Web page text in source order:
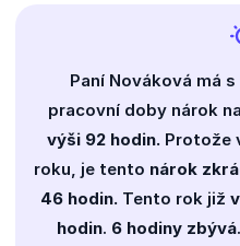
Paní Nováková má
pracovní doby nárok na
výši 92 hodin. Protože
roku, je tento nárok
46 hodin. Tento rok již
hodin. 6 hodiny zbývá